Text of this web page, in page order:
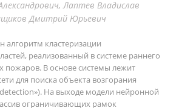
Лаптев Владислав
Дмитрий Юрьевич
алгоритм кластеризации
реализованный в системе раннего
пожаров. В основе системы лежит
для поиска объекта возгорания
На выходе модели нейронной
ограничивающих рамок